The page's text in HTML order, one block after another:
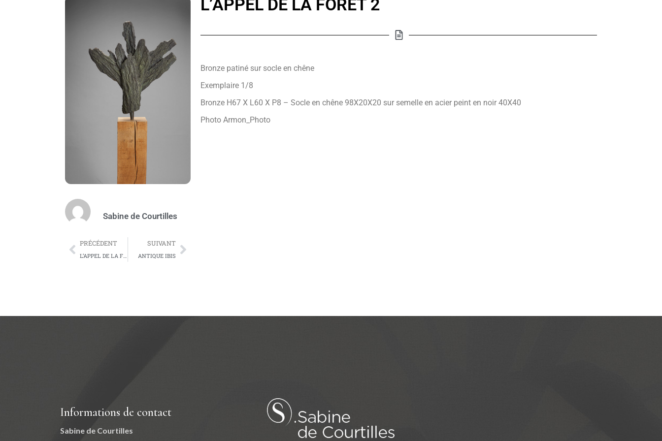
Sabine de Courtilles
PRÉCÉDENT
L’APPEL DE LA FORET 1
SUIVANT
ANTIQUE IBIS
L’APPEL DE LA FORET 2
Bronze patiné sur socle en chêne
Exemplaire 1/8
Bronze H67 X L60 X P8 – Socle en chêne 98X20X20 sur semelle en acier peint en noir 40X40
Photo Armon_Photo
Informations de contact
Sabine de Courtilles